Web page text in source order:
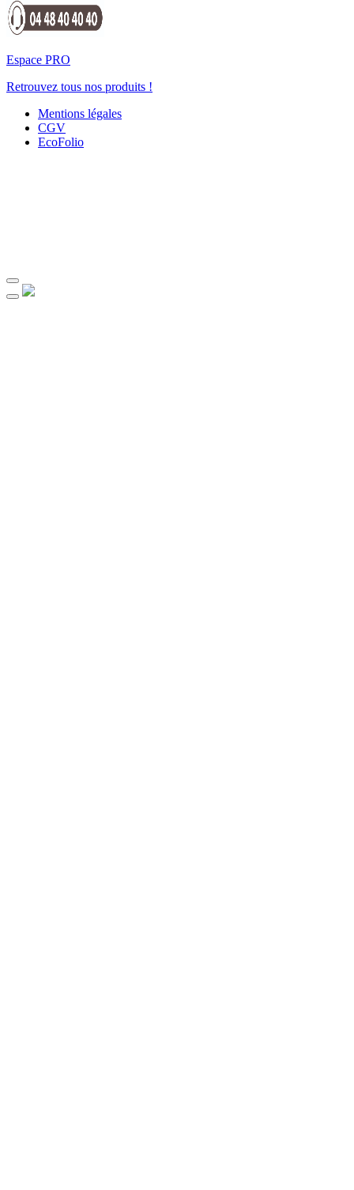
Espace PRO
Retrouvez tous nos produits !
Mentions légales
CGV
EcoFolio